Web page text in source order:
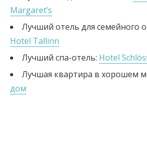
Margaret’s
Лучший отель для семейного
Hotel Tallinn
Лучший спа-отель: Hotel
Лучшая квартира в хорошем
дом